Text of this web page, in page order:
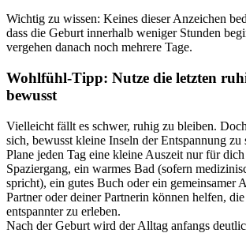
Wichtig zu wissen: Keines dieser Anzeichen
dass die Geburt innerhalb weniger Stunden
vergehen danach noch mehrere Tage.
Wohlfühl-Tipp: Nutze die letzten
bewusst
Vielleicht fällt es schwer, ruhig zu bleiben.
sich, bewusst kleine Inseln der Entspannung zu
Plane jeden Tag eine kleine Auszeit nur für
Spaziergang, ein warmes Bad (sofern
spricht), ein gutes Buch oder ein gemeinsamer
Partner oder deiner Partnerin können helfen,
entspannter zu erleben.
Nach der Geburt wird der Alltag anfangs